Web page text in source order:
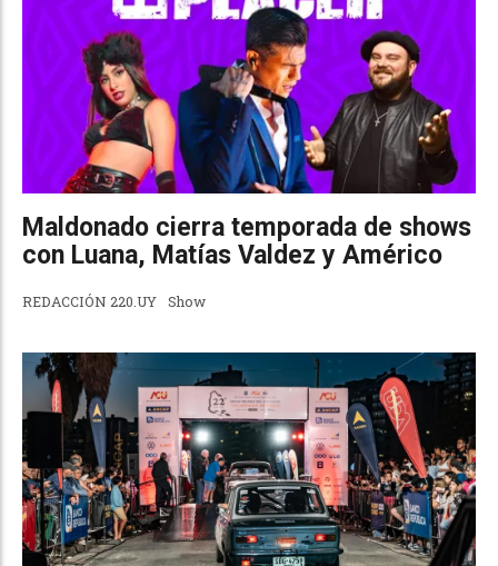
Maldonado cierra temporada de shows
con Luana, Matías Valdez y Américo
REDACCIÓN 220.UY Show